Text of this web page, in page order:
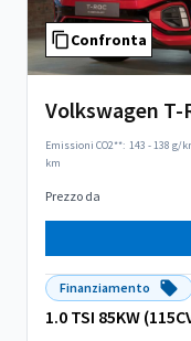
Confronta
Volkswagen T-
Emissioni CO2**: 143 - 138 g/
km
Prezzo da
Finanziamento
1.0 TSI 85KW